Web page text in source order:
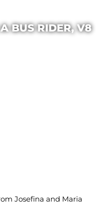
BUS RIDER, V8
Josefina and Maria